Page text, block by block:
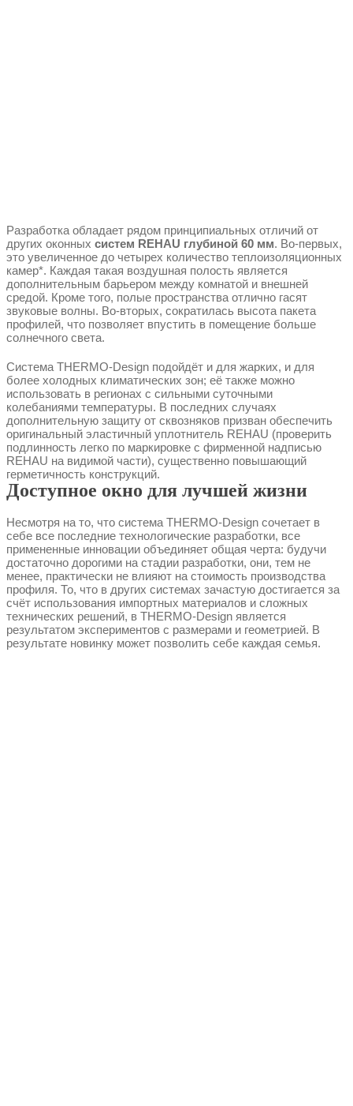
Разработка обладает рядом принципиальных отличий от
других оконных систем REHAU глубиной 60 мм. Во-первых,
это увеличенное до четырех количество теплоизоляционных
камер*. Каждая такая воздушная полость является
дополнительным барьером между комнатой и внешней
средой. Кроме того, полые пространства отлично гасят
звуковые волны. Во-вторых, сократилась высота пакета
профилей, что позволяет впустить в помещение больше
солнечного света.
Система THERMO-Design подойдёт и для жарких, и для
более холодных климатических зон; её также можно
использовать в регионах с сильными суточными
колебаниями температуры. В последних случаях
дополнительную защиту от сквозняков призван обеспечить
оригинальный эластичный уплотнитель REHAU (проверить
подлинность легко по маркировке с фирменной надписью
REHAU на видимой части), существенно повышающий
герметичность конструкций.
Доступное окно для лучшей жизни
Несмотря на то, что система THERMO-Design сочетает в
себе все последние технологические разработки, все
примененные инновации объединяет общая черта: будучи
достаточно дорогими на стадии разработки, они, тем не
менее, практически не влияют на стоимость производства
профиля. То, что в других системах зачастую достигается за
счёт использования импортных материалов и сложных
технических решений, в THERMO-Design является
результатом экспериментов с размерами и геометрией. В
результате новинку может позволить себе каждая семья.